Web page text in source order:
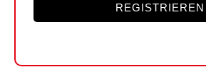
REGISTRIEREN